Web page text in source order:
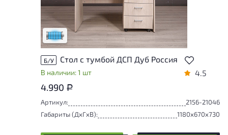
Состояние товара приближено к новому,
могут присутствовать незначительные
следы эксплуатации
Низкая степень износа
Б/У Стол с тумбой ДСП Дуб Россия
В наличии: 1 шт 4.5
4.990 Р
Артикул:
2156-21046
Габариты (ДxГxВ):
1180x670x730